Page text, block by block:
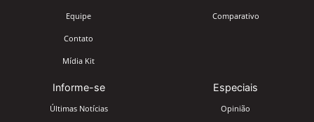
Equipe
Contato
Mídia Kit
Comparativo
Informe-se
Últimas Notícias
Especiais
Opinião